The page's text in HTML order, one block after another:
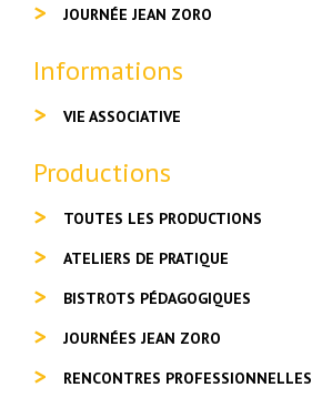
JOURNÉE JEAN ZORO
Informations
VIE ASSOCIATIVE
Productions
TOUTES LES PRODUCTIONS
ATELIERS DE PRATIQUE
BISTROTS PÉDAGOGIQUES
JOURNÉES JEAN ZORO
RENCONTRES PROFESSIONNELLES